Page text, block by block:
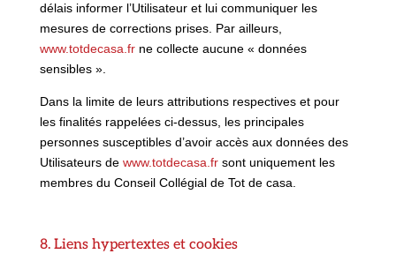
délais informer l’Utilisateur et lui communiquer les
mesures de corrections prises. Par ailleurs,
www.totdecasa.frne collecte aucune « données
sensibles ».
Dans la limite de leurs attributions respectives et pour
les finalités rappelées ci-dessus, les principales
personnes susceptibles d’avoir accès aux données des
Utilisateurs de www.totdecasa.frsont uniquement les
membres du Conseil Collégial de Tot de casa.
8. Liens hypertextes et cookies